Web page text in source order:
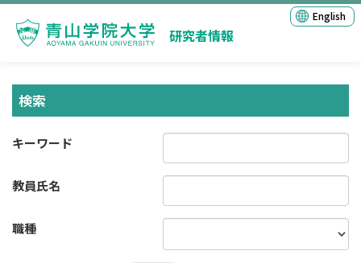
研究者情報
English
検索
キーワード
教員氏名
職種